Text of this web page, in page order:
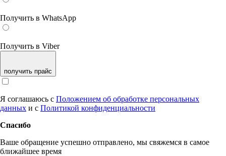
Получить в WhatsApp
Получить в Viber
получить прайс
Я соглашаюсь с Положением об обработке персональных
данных и с Политикой конфиденциальности
Спасибо
Ваше обращение успешно отправлено, мы свяжемся в самое
ближайшее время